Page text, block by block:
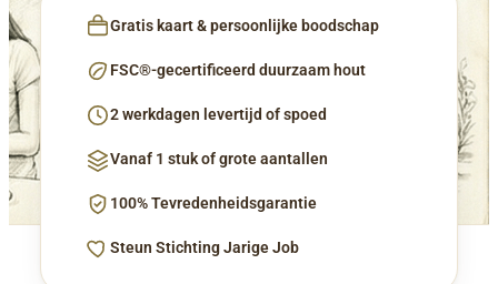
Gratis kaart & persoonlijke boodschap
FSC®-gecertificeerd duurzaam hout
2 werkdagen levertijd of spoed
Vanaf 1 stuk of grote aantallen
100% Tevredenheidsgarantie
Steun Stichting Jarige Job